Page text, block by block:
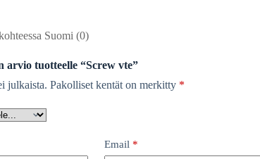
Suomi (0)
arvio tuotteelle “Screw vte”
julkaista. Pakolliset kentät on merkitty *
Email *